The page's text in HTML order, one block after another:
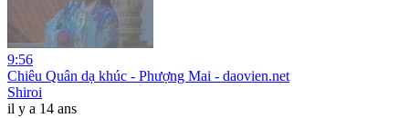
9:56
Chiêu Quân dạ khúc - Phượng Mai - daovien.net
Shiroi
il y a 14 ans